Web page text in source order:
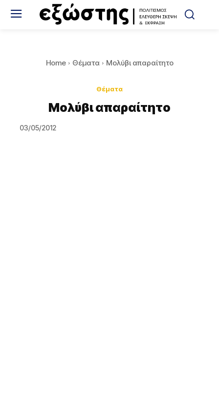
Home Θέματα Μολύβι απαραίτητο
Θέματα
Μολύβι απαραίτητο
03/05/2012